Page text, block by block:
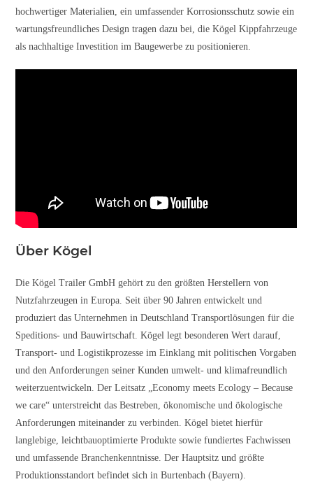
hochwertiger Materialien, ein umfassender Korrosionsschutz sowie ein
wartungsfreundliches Design tragen dazu bei, die Kögel Kippfahrzeuge
als nachhaltige Investition im Baugewerbe zu positionieren.
Über Kögel
Die Kögel Trailer GmbH gehört zu den größten Herstellern von
Nutzfahrzeugen in Europa. Seit über 90 Jahren entwickelt und
produziert das Unternehmen in Deutschland Transportlösungen für die
Speditions- und Bauwirtschaft. Kögel legt besonderen Wert darauf,
Transport- und Logistikprozesse im Einklang mit politischen Vorgaben
und den Anforderungen seiner Kunden umwelt- und klimafreundlich
weiterzuentwickeln. Der Leitsatz „Economy meets Ecology – Because
we care“ unterstreicht das Bestreben, ökonomische und ökologische
Anforderungen miteinander zu verbinden. Kögel bietet hierfür
langlebige, leichtbauoptimierte Produkte sowie fundiertes Fachwissen
und umfassende Branchenkenntnisse. Der Hauptsitz und größte
Produktionsstandort befindet sich in Burtenbach (Bayern).